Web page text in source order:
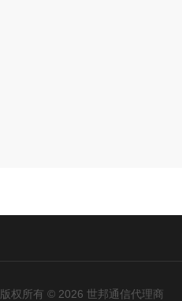
版权所有 © 2026 世邦通信代理商